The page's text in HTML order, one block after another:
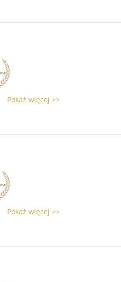
Pokaż więcej >>
Pokaż więcej >>